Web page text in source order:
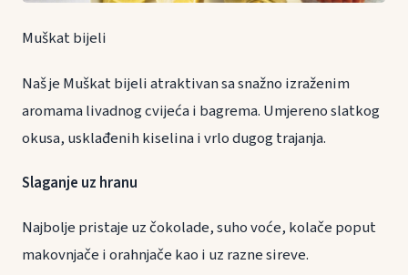
Muškat bijeli
Naš je Muškat bijeli atraktivan sa snažno izraženim
aromama livadnog cvijeća i bagrema. Umjereno slatkog
okusa, usklađenih kiselina i vrlo dugog trajanja.
Slaganje uz hranu
Najbolje pristaje uz čokolade, suho voće, kolače poput
makovnjače i orahnjače kao i uz razne sireve.